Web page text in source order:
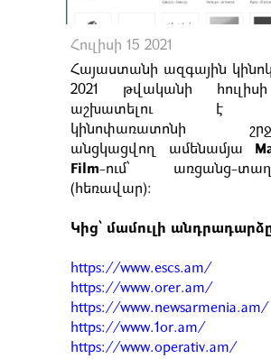
Հուլիսի 15 2021
Հայաստանի ազգային
2021 թվականի
աշխատելու է
կինոփառատոնի
անցկացվող ամենամյա
Film-ում՝ առցանց-
(հեռավար)։
Կից՝ մամուլի
https://www.escs.am/
https://www.orer.am/
https://www.newsarmenia.am/
https://www.1or.am/
https://www.operativ.am/